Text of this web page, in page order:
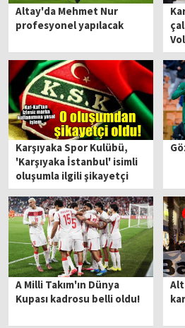
Altay'da Mehmet Nur
profesyonel yapılacak
Karşıyaka Spor Kulübü,
'Karşıyaka İstanbul' isimli
oluşumla ilgili şikayetçi
oldu
A Milli Takım'ın Dünya
Kupası kadrosu belli oldu!